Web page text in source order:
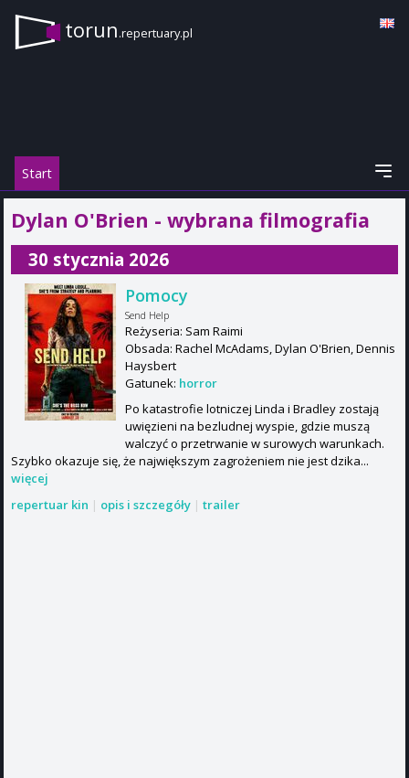
torun.repertuary.pl
Start
Dylan O'Brien - wybrana filmografia
30 stycznia 2026
Pomocy
Send Help
Reżyseria: Sam Raimi
Obsada: Rachel McAdams, Dylan O'Brien, Dennis
Haysbert
Gatunek: horror
Po katastrofie lotniczej Linda i Bradley zostają
uwięzieni na bezludnej wyspie, gdzie muszą
walczyć o przetrwanie w surowych warunkach.
Szybko okazuje się, że największym zagrożeniem nie jest dzika...
więcej
repertuar kin | opis i szczegóły | trailer